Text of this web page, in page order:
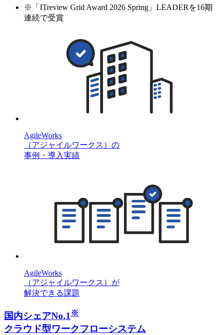
※
「ITreview Grid Award 2026 Spring」LEADERを16期
連続で受賞
AgileWorks
（アジャイルワークス）の
事例・導入実績
AgileWorks
（アジャイルワークス）が
解決できる課題
国内シェアNo.1※
クラウド型ワークフローシステム